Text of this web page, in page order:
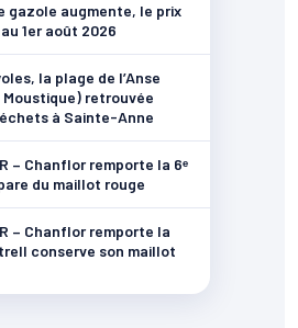
gazole augmente, le prix
1er août 2026
la plage de l’Anse
Moustique) retrouvée
à Sainte-Anne
– Chanflor remporte la 6ᵉ
du maillot rouge
– Chanflor remporte la
conserve son maillot